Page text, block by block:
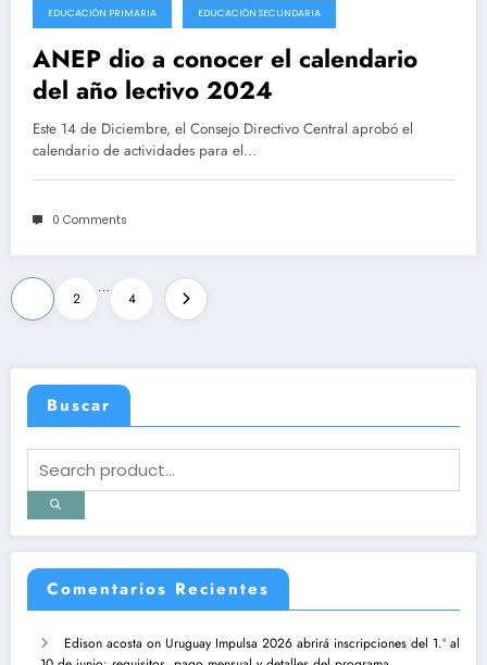
EDUCACIÓN PRIMARIA EDUCACIÓN SECUNDARIA
ANEP dio a conocer el calendario
del año lectivo 2024
Este 14 de Diciembre, el Consejo Directivo Central aprobó el
calendario de actividades para el…
0 Comments
Posts
pagination
2
…
4
Buscar
Comentarios Recientes
Edison acosta on Uruguay Impulsa 2026 abrirá inscripciones del 1.º al